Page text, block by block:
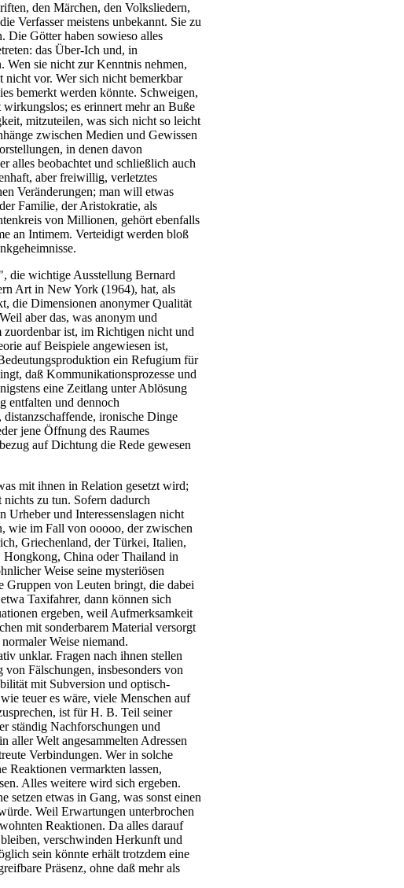
den Märchen, den Volksliedern,
Verfasser meistens unbekannt. Sie zu
Die Götter haben sowieso alles
das Über-Ich und, in
Wen sie nicht zur Kenntnis nehmen,
vor. Wer sich nicht bemerkbar
bemerkt werden könnte. Schweigen,
es erinnert mehr an Buße
mitzuteilen, was sich nicht so leicht
zwischen Medien und Gewissen
in denen davon
alles beobachtet und schließlich auch
aber freiwillig, verletztes
Veränderungen; man will etwas
Familie, der Aristokratie, als
von Millionen, gehört ebenfalls
an Intimem. Verteidigt werden bloß
die wichtige Ausstellung Bernard
Art in New York (1964), hat, als
die Dimensionen anonymer Qualität
aber das, was anonym und
zuordenbar ist, im Richtigen nicht und
auf Beispiele angewiesen ist,
ein Refugium für
daß Kommunikationsprozesse und
eine Zeitlang unter Ablösung
entfalten und dennoch
distanzschaffende, ironische Dinge
jene Öffnung des Raumes
auf Dichtung die Rede gewesen
mit ihnen in Relation gesetzt wird;
nichts zu tun. Sofern dadurch
Urheber und Interessenslagen nicht
wie im Fall von ooooo, der zwischen
Griechenland, der Türkei, Italien,
China oder Thailand in
Weise seine mysteriösen
Gruppen von Leuten bringt, die dabei
Taxifahrer, dann können sich
ergeben, weil Aufmerksamkeit
mit sonderbarem Material versorgt
Weise niemand.
unklar. Fragen nach ihnen stellen
Fälschungen, insbesonders von
mit Subversion und optisch-
teuer es wäre, viele Menschen auf
ist für H. B. Teil seiner
ständig Nachforschungen und
aller Welt angesammelten Adressen
Verbindungen. Wer in solche
Reaktionen vermarkten lassen,
Alles weitere wird sich ergeben.
setzen etwas in Gang, was sonst einen
Weil Erwartungen unterbrochen
Reaktionen. Da alles darauf
verschwinden Herkunft und
sein könnte erhält trotzdem eine
Präsenz, ohne daß mehr als